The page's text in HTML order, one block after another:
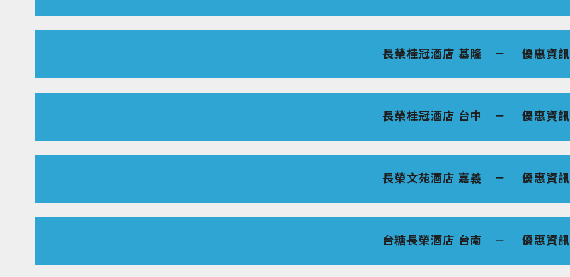
長榮桂冠酒店 基隆 － 優惠資訊
長榮桂冠酒店 台中 － 優惠資訊
長榮文苑酒店 嘉義 － 優惠資訊
台糖長榮酒店 台南 － 優惠資訊